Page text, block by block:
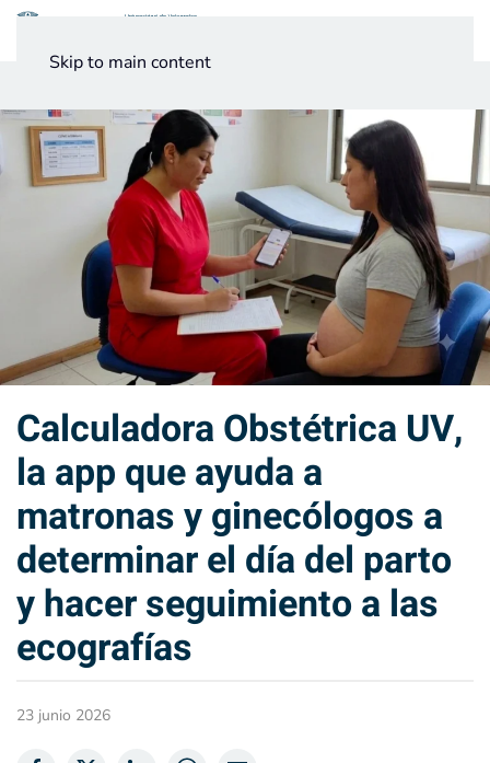
Skip to main content
Calculadora Obstétrica UV,
la app que ayuda a
matronas y ginecólogos a
determinar el día del parto
y hacer seguimiento a las
ecografías
23 junio 2026